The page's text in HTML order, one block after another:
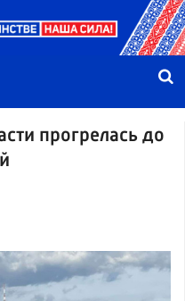
прогрелась до